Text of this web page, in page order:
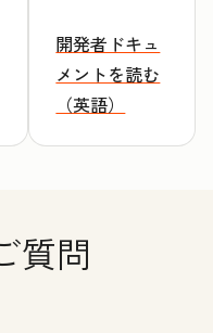
開発者ドキュ
メントを読む
（英語）
質問